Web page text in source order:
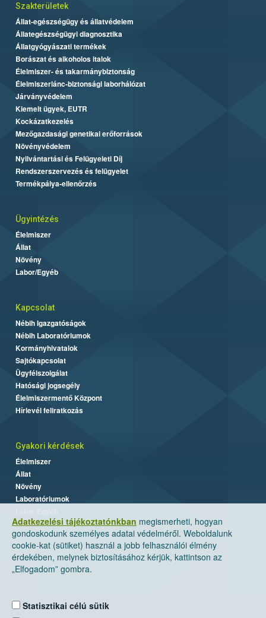
Adatkezelési tájékoztatónkban megismerheti, hogyan
gondoskodunk személyes adatai védelméről. Weboldalunk
cookie-kat (sütiket) használ a jobb felhasználói élmény
érdekében, melynek biztosításához kérjük, kattintson az
„Elfogadom” gombra.
Statisztikai célú sütik
Szakterületek
Állat-egészségügy és állatvédelem
Állategészségügyi diagnosztika
Állatgyógyászati termékek
Borászat és alkoholos italok
Élelmiszer- és takarmánybiztonság
Élelmiszerlánc-biztonsági laborhálózat
Járványvédelem
Kiemelt ügyek, EUTR
Kockázatkezelés
Mezőgazdasági genetikai erőforrások
Növényvédelem
Nyilvántartási és Felügyeleti Díj
Rendszerszervezés és felügyelet
Termékpálya-ellenőrzés
Ügyintézés
Élelmiszer
Állat
Növény
Labor/Egyéb
Kapcsolat
Nébih Igazgatóságok
Nébih Laboratóriumok
Kormányhivatalok
Sajtókapcsolat
Ügyfélszolgálat
Hatósági jogsegély
Élelmiszermentő Központ
Hírlevél feliratkozás
Gyakori kérdések
Élelmiszer
Állat
Növény
Laboratóriumok